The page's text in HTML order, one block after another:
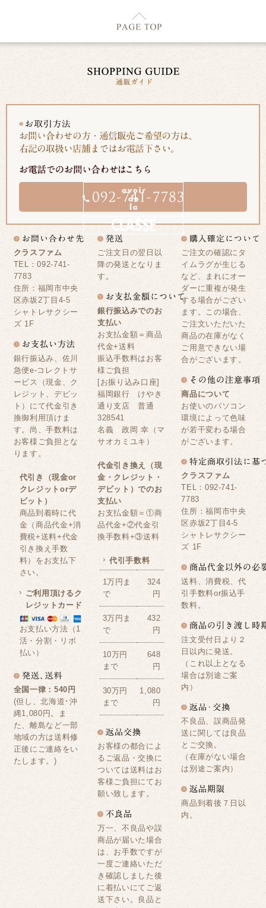
クラスファム
TEL：092-741-
7783
住所：福岡市中央
区赤坂2丁目4-5
シャトレサクシー
ズ 1F
銀行振込み、佐川
急便e-コレクトサ
ービス（現金、ク
レジット、デビッ
ト）にて代金引き
換御利用頂けま
す。尚、手数料は
お客様ご負担とな
ります。
代引き（現金or
クレジットorデ
ビット）
商品到着時に代
金（商品代金+消
費税+送料+代金
引き換え手数
料）をお支払下
さい。
ご利用頂けるク
レジットカード
お支払い方法（1
活・分割・リボ
払い）
全国一律：540円
(但し、北海道･沖
縄1,080円。ま
た、離島など一部
地域の方は送料修
正後にご連絡をい
たします。)
ご注文日の翌日以
降の発送となりま
す。
銀行振込みでのお
支払い
お支払金額＝商品
代金+送料
振込手数料はお客
様ご負担
[お振り込み口座]
福岡銀行 けやき
通り支店 普通
328541
名義 政岡 幸（マ
サオカミユキ）
代金引き換え（現
金・クレジット・
デビット）でのお
支払い
お支払金額＝①商
品代金+②代金引
換手数料+③送料
代引手数料
1万円ま
で
324
円
3万円ま
で
432
円
10万円
まで
648
円
30万円
まで
1,080
円
お客様の都合によ
るご返品・交換に
ついては送料はお
客様ご負担にてお
願い致します。
万一、不良品や誤
商品が届いた場合
は、お手数ですが
一度ご連絡いただ
き確認しました後
に着払いにてご返
送下さい。良品と
ご注文の確認にタ
イムラグが生じる
など、まれにオー
ダーに重複が発生
する場合がござい
ます。この場合、
ご注文いただいた
商品の在庫がなく
ご用意できない場
合がございます。
商品について
お使いのパソコン
環境によって色味
が若干変わる場合
がございます。
クラスファム
TEL：092-741-
7783
住所：福岡市中央
区赤坂2丁目4-5
シャトレサクシー
ズ 1F
送料、消費税、代
引手数料or振込手
数料。
注文受付日より２
日以内に発送。
（これ以上となる
場合は別途ご案
内）
不良品、誤商品発
送に関しては良品
とご交換。
（在庫がない場合
は別途ご案内）
商品到着後７日以
内。